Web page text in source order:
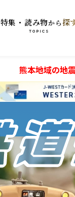
特集・読み物から
TOPICS
熊本地域の地